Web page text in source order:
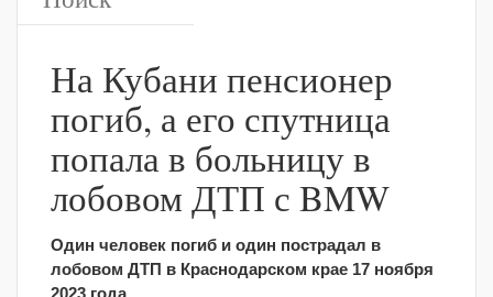
На Кубани пенсионер
погиб, а его спутница
попала в больницу в
лобовом ДТП с BMW
Один человек погиб и один пострадал в
лобовом ДТП в Краснодарском крае 17 ноября
2023 года.